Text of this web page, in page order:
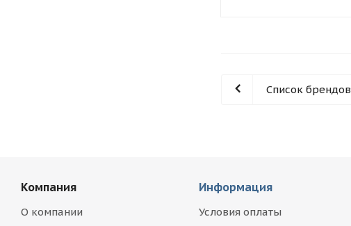
Список брендов
Компания
О компании
Информация
Условия оплаты